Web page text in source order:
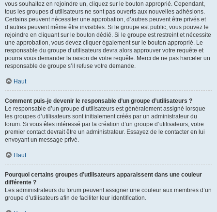
vous souhaitez en rejoindre un, cliquez sur le bouton approprié. Cependant,
tous les groupes d’utilisateurs ne sont pas ouverts aux nouvelles adhésions.
Certains peuvent nécessiter une approbation, d’autres peuvent être privés et
d’autres peuvent même être invisibles. Si le groupe est public, vous pouvez le
rejoindre en cliquant sur le bouton dédié. Si le groupe est restreint et nécessite
une approbation, vous devez cliquer également sur le bouton approprié. Le
responsable du groupe d’utilisateurs devra alors approuver votre requête et
pourra vous demander la raison de votre requête. Merci de ne pas harceler un
responsable de groupe s’il refuse votre demande.
Haut
Comment puis-je devenir le responsable d’un groupe d’utilisateurs ?
Le responsable d’un groupe d’utilisateurs est généralement assigné lorsque
les groupes d’utilisateurs sont initialement créés par un administrateur du
forum. Si vous êtes intéressé par la création d’un groupe d’utilisateurs, votre
premier contact devrait être un administrateur. Essayez de le contacter en lui
envoyant un message privé.
Haut
Pourquoi certains groupes d’utilisateurs apparaissent dans une couleur
différente ?
Les administrateurs du forum peuvent assigner une couleur aux membres d’un
groupe d’utilisateurs afin de faciliter leur identification.